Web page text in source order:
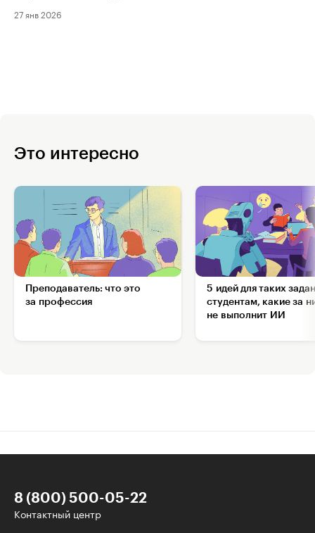
27 янв 2026
Это интересно
Преподаватель: что это
за профессия
5 идей для таких
студентам, какие за
не выполнит ИИ
8 (800) 500-05-22
Контактный центр